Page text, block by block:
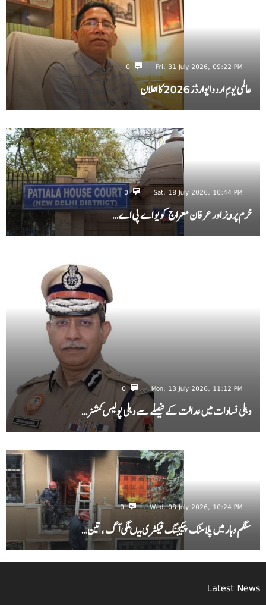
Fri, 31 July 2026, 09:22 PM
0
عالمی یومِ اردو ایوارڈز 2026 کا اعلان
Sat, 18 July 2026, 10:44 PM
0
خرم پرویز اور عرفان معراج کو یو اے پی اے…
Mon, 13 July 2026, 11:12 PM
0
دہلی فسادات میں عدالت کے فیصلے سے دہلی پولیس کمشنر…
Wed, 08 July 2026, 10:24 PM
0
سنگم وہار میں پلاسٹک پیکیجنگ فیکٹری میںلگی آگ ، تین…
Latest News